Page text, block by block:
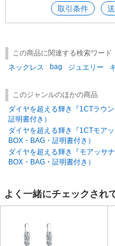
取引条件
この商品に関連する検索ワード
ネックレス
bag ジュエリー
このジャンルのほかの商品
ダイヤを超える輝き『1CTラウ
証明書付き）
ダイヤを超える輝き『1CTモア
BOX・BAG・証明書付き）
ダイヤを超える輝き『モアッサ
BOX・BAG・証明書付き）
よく一緒にチェックされ